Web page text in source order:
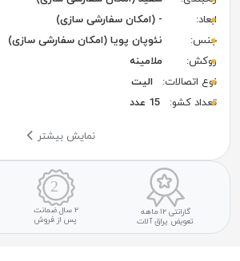
ابعاد:
- (امکان سفارشی سازی)
جنس:
نئوپان پویا (امکان سفارشی سازی)
روکش:
ملامینه
نوع اتصالات:
الیت
تعداد کشو:
15 عدد
نمایش بیشتر
گارانتی ۱۲ ماهه
تعویض یراق آلات
۲ سال ضمانت
پس از فروش